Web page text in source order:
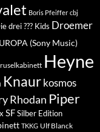
Boris Pfeiffer cbj
drei ??? Kids Droemer
(Sony Music)
Heyne
Knaur kosmos
Rhodan Piper
SFSilber Edition
TKKG Ulf Blanck